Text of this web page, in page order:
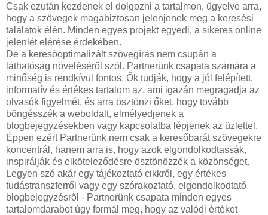
Csak ezután kezdenek el dolgozni a tartalmon, ügyelve arra,
hogy a szövegek magabiztosan jelenjenek meg a keresési
találatok élén. Minden egyes projekt egyedi, a sikeres online
jelenlét elérése érdekében.
De a keresőoptimalizált szövegírás nem csupán a
láthatóság növeléséről szól. Partnerünk csapata számára a
minőség is rendkívül fontos. Ők tudják, hogy a jól felépített,
informatív és értékes tartalom az, ami igazán megragadja az
olvasók figyelmét, és arra ösztönzi őket, hogy tovább
böngésszék a weboldalt, elmélyedjenek a
blogbejegyzésekben vagy kapcsolatba lépjenek az üzlettel.
Éppen ezért Partnerünk nem csak a keresőbarát szövegekre
koncentrál, hanem arra is, hogy azok elgondolkodtassák,
inspirálják és elköteleződésre ösztönözzék a közönséget.
Legyen szó akár egy tájékoztató cikkről, egy értékes
tudástranszferről vagy egy szórakoztató, elgondolkodtató
blogbejegyzésről - Partnerünk csapata minden egyes
tartalomdarabot úgy formál meg, hogy az valódi értéket